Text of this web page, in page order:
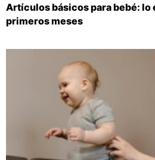
Artículos básicos para bebé: lo
primeros meses